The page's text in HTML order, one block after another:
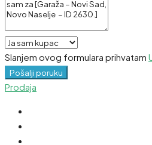
Slanjem ovog formulara prihvatam
Pošalji poruku
Prodaja